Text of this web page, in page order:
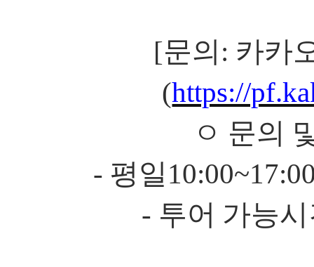
[문의 : 카카
(https://
ㅇ 문의
- 평일
- 투어 가능